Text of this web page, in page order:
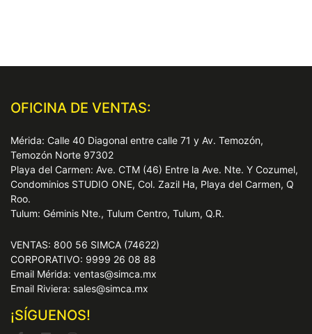
OFICINA DE VENTAS:
Mérida: Calle 40 Diagonal entre calle 71 y Av. Temozón,
Temozón Norte 97302
Playa del Carmen: Ave. CTM (46) Entre la Ave. Nte. Y Cozumel,
Condominios STUDIO ONE, Col. Zazil Ha, Playa del Carmen, Q
Roo.
Tulum: Géminis Nte., Tulum Centro, Tulum, Q.R.
VENTAS: 800 56 SIMCA (74622)
CORPORATIVO: 9999 26 08 88
Email Mérida: ventas@simca.mx
Email Riviera: sales@simca.mx
¡SÍGUENOS!